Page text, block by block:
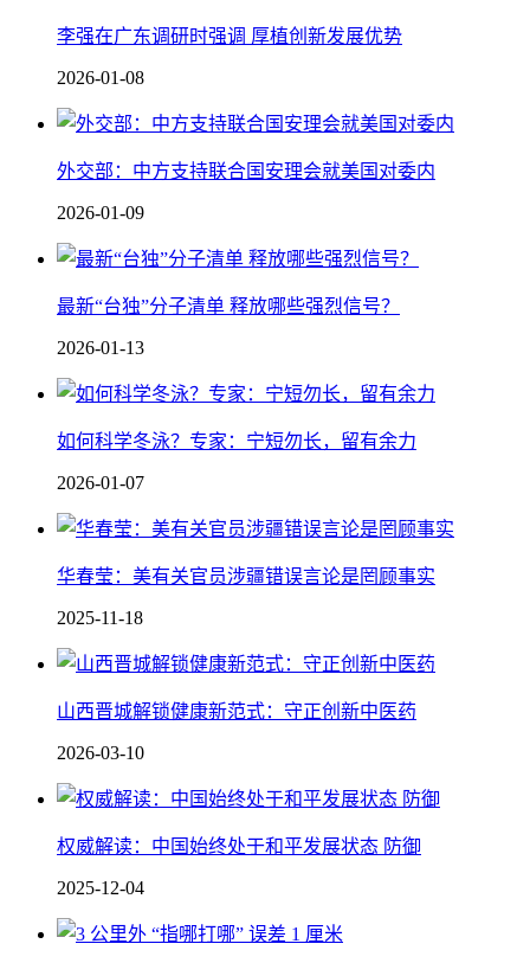
李强在广东调研时强调 厚植创新发展优势
2026-01-08
外交部：中方支持联合国安理会就美国对委内
2026-01-09
最新“台独”分子清单 释放哪些强烈信号？
2026-01-13
如何科学冬泳？专家：宁短勿长，留有余力
2026-01-07
华春莹：美有关官员涉疆错误言论是罔顾事实
2025-11-18
山西晋城解锁健康新范式：守正创新中医药
2026-03-10
权威解读：中国始终处于和平发展状态 防御
2025-12-04